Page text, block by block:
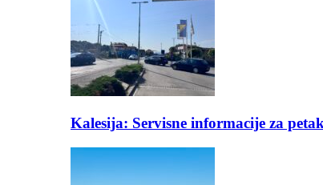
Kalesija: Servisne informacije za